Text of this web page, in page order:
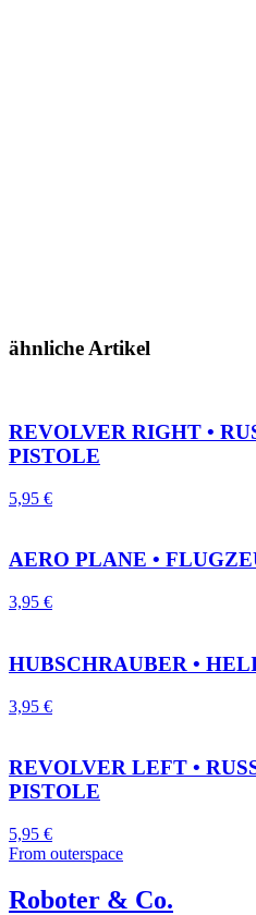
ähnliche Artikel
REVOLVER RIGHT •
PISTOLE
5,95 €
AERO PLANE •
3,95 €
HUBSCHRAUBER •
3,95 €
REVOLVER LEFT •
PISTOLE
5,95 €
From outerspace
Roboter & Co.